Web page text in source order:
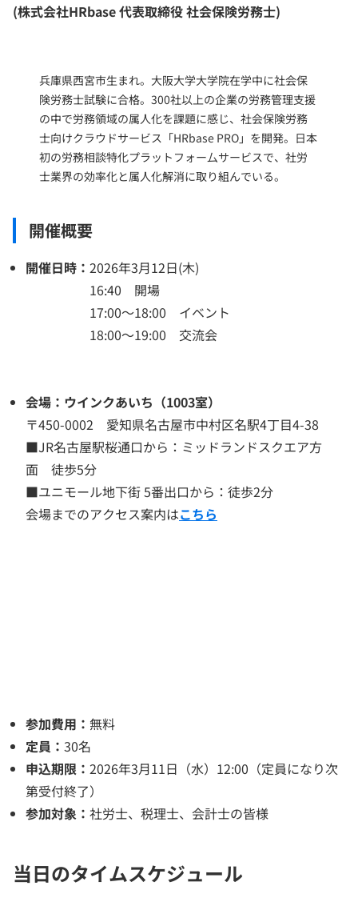
(株式会社HRbase 代表取締役 社会保険労務士)
兵庫県西宮市生まれ。大阪大学大学院在学中に社会保
険労務士試験に合格。300社以上の企業の労務管理支援
の中で労務領域の属人化を課題に感じ、社会保険労務
士向けクラウドサービス「HRbase PRO」を開発。日本
初の労務相談特化プラットフォー厶サービスで、社労
士業界の効率化と属人化解消に取り組んでいる。
開催概要
開催日時： 2026年3月12日(木)
16:40 開場
17:00～18:00 イベント
18:00～19:00 交流会
会場：ウインクあいち（1003室）
〒450-0002 愛知県名古屋市中村区名駅4丁目4-38
■JR名古屋駅桜通口から：ミッドランドスクエア方
面 徒歩5分
■ユニモール地下街 5番出口から：徒歩2分
会場までのアクセス案内はこちら
参加費用： 無料
定員： 30名
申込期限： 2026年3月11日（水）12:00（定員になり次
第受付終了）
参加対象： 社労士、税理士、会計士の皆様
当日のタイムスケジュール